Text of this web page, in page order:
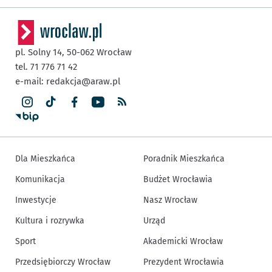
pl. Solny 14, 50-062 Wrocław
tel. 71 776 71 42
e-mail: redakcja@araw.pl
Dla Mieszkańca
Komunikacja
Inwestycje
Kultura i rozrywka
Sport
Przedsiębiorczy Wrocław
Poradnik Mieszkańca
Budżet Wrocławia
Nasz Wrocław
Urząd
Akademicki Wrocław
Prezydent Wrocławia